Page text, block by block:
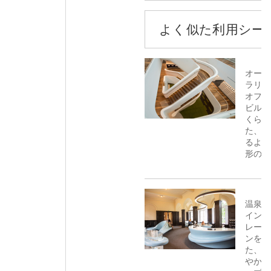
よく似た利用シー
オー
ラリ
オフ
ビル
くられ
た、
るよ
形の
温泉
イン
レー
ンを得
た、
やか